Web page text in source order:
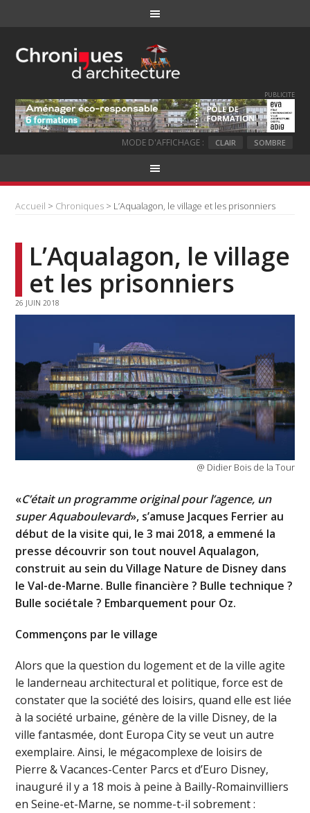
PUBLICITE
MODE D'AFFICHAGE : CLAIR SOMBRE
Accueil > Chroniques > L’Aqualagon, le village et les prisonniers
L’Aqualagon, le village
et les prisonniers
26 JUIN 2018
@ Didier Bois de la Tour
«C’était un programme original pour l’agence, un
super Aquaboulevard», s’amuse Jacques Ferrier au
début de la visite qui, le 3 mai 2018, a emmené la
presse découvrir son tout nouvel Aqualagon,
construit au sein du Village Nature de Disney dans
le Val-de-Marne. Bulle financière ? Bulle technique ?
Bulle sociétale ? Embarquement pour Oz.
Commençons par le village
Alors que la question du logement et de la ville agite
le landerneau architectural et politique, force est de
constater que la société des loisirs, quand elle est liée
à la société urbaine, génère de la ville Disney, de la
ville fantasmée, dont Europa City se veut un autre
exemplaire. Ainsi, le mégacomplexe de loisirs de
Pierre & Vacances-Center Parcs et d’Euro Disney,
inauguré il y a 18 mois à peine à Bailly-Romainvilliers
en Seine-et-Marne, se nomme-t-il sobrement :